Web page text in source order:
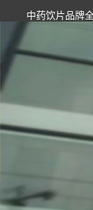
中药饮片品牌